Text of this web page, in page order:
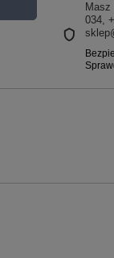
Masz
034,